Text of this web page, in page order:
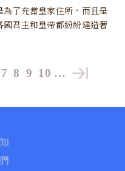
為了充當皇家住所，而且是
君主和皇帝都紛紛建造奢
7 8 9 10 …